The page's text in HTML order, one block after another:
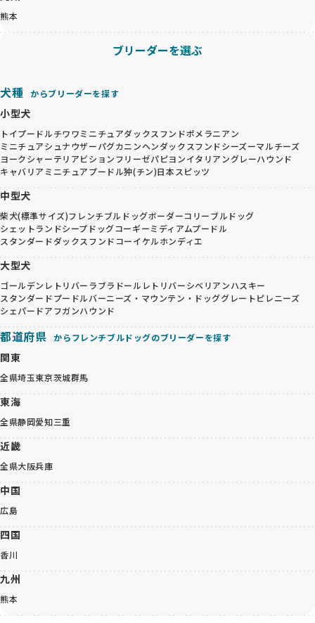
熊本
ブリーダーを選ぶ
犬種 からブリーダーを探す
小型犬
トイプードルチワワミニチュアダックスフンドポメラニアン
ミニチュアシュナウザーパグカニンヘンダックスフンドシーズーマルチーズ
ヨークシャーテリアビションフリーゼパピヨンイタリアングレーハウンド
キャバリア ミニチュアプードル狆(チン)日本スピッツ
中型犬
柴犬(標準サイズ)フレンチブルドッグボーダーコリーブルドッグ
シェットランドシープドッグコーギーミディアムプードル
スタンダードダックスフンドコーイケルホンディエ
大型犬
ゴールデンレトリバー ラブラドールレトリバーシベリアンハスキー
スタンダードプードルバーニーズ・マウンテン・ドッググレートピレニーズ
シェパードアフガンハウンド
都道府県 からフレンチブルドッグのブリーダーを探す
関東
全県埼玉東京茨城群馬
東海
全県静岡愛知三重
近畿
全県大阪兵庫
中国
広島
四国
香川
九州
熊本